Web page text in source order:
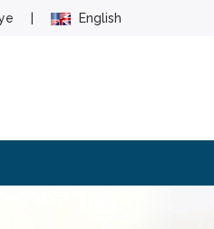
English